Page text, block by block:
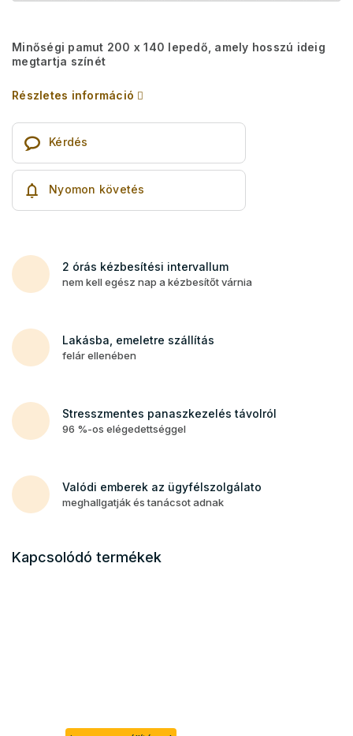
Minőségi pamut 200 x 140 lepedő, amely hosszú ideig
megtartja színét
Részletes információ
Kérdés
Nyomon követés
2 órás kézbesítési intervallum
nem kell egész nap a kézbesítőt várnia
Lakásba, emeletre szállítás
felár ellenében
Stresszmentes panaszkezelés távolról
96 %-os elégedettséggel
Valódi emberek az ügyfélszolgálato
meghallgatják és tanácsot adnak
Kapcsolódó termékek